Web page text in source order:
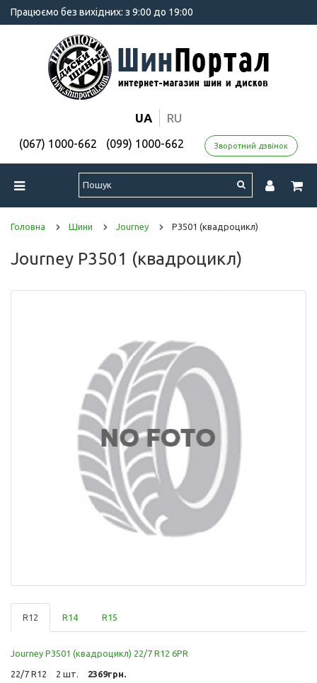
Працюємо без вихідних: з 9:00 до 19:00
UA RU
(067) 1000-662 (099) 1000-662 Зворотний дзвінок
Головна Шини Journey P3501 (квадроцикл)
Journey P3501 (квадроцикл)
R12 R14 R15
Journey P3501 (квадроцикл) 22/7 R12 6PR
22/7 R12 2 шт. 2369грн.